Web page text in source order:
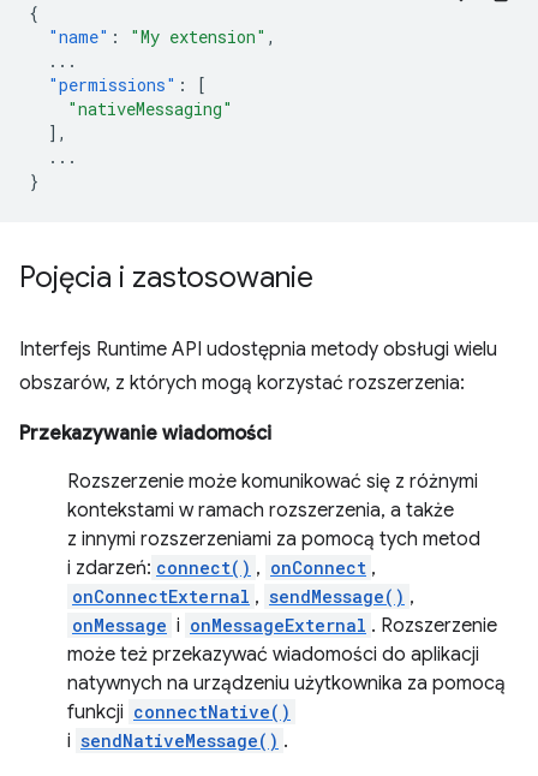
{
"name" : "My extension" ,
...
"permissions" :
[
"nativeMessaging"
],
...
}
Pojęcia i zastosowanie
Interfejs Runtime API udostępnia metody obsługi wielu
obszarów, z których mogą korzystać rozszerzenia:
Przekazywanie wiadomości
Rozszerzenie może komunikować się z różnymi
kontekstami w ramach rozszerzenia, a także
z innymi rozszerzeniami za pomocą tych metod
i zdarzeń: connect() , onConnect ,
onConnectExternal , sendMessage() ,
onMessage i onMessageExternal . Rozszerzenie
może też przekazywać wiadomości do aplikacji
natywnych na urządzeniu użytkownika za pomocą
funkcji connectNative()
i sendNativeMessage() .